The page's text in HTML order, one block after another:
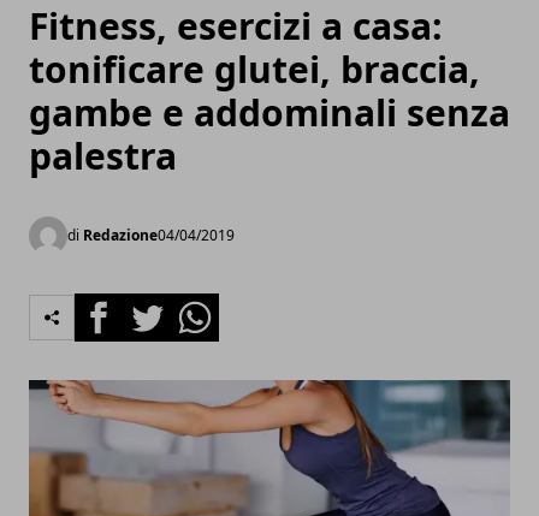
Fitness, esercizi a casa:
tonificare glutei, braccia,
gambe e addominali senza
palestra
di Redazione04/04/2019
FacebookTwitterWhatsapp